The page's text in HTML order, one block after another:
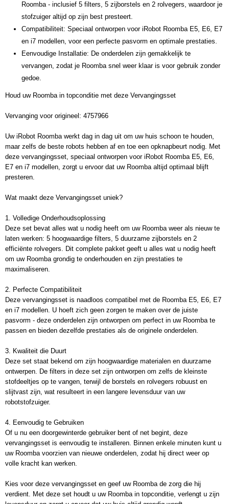
Roomba - inclusief 5 filters, 5 zijborstels en 2 rolvegers, waardoor je
stofzuiger altijd op zijn best presteert.
Compatibiliteit: Speciaal ontworpen voor iRobot Roomba E5, E6, E7
en i7 modellen, voor een perfecte pasvorm en optimale prestaties.
Eenvoudige Installatie: De onderdelen zijn gemakkelijk te
vervangen, zodat je Roomba snel weer klaar is voor gebruik zonder
gedoe.
Houd uw Roomba in topconditie met deze Vervangingsset
Vervanging voor origineel: 4757966
Uw iRobot Roomba werkt dag in dag uit om uw huis schoon te houden,
maar zelfs de beste robots hebben af en toe een opknapbeurt nodig. Met
deze vervangingsset, speciaal ontworpen voor iRobot Roomba E5, E6,
E7 en i7 modellen, zorgt u ervoor dat uw Roomba altijd optimaal blijft
presteren.
Wat maakt deze Vervangingsset uniek?
1. Volledige Onderhoudsoplossing
Deze set bevat alles wat u nodig heeft om uw Roomba weer als nieuw te
laten werken: 5 hoogwaardige filters, 5 duurzame zijborstels en 2
efficiënte rolvegers. Dit complete pakket geeft u alles wat u nodig heeft
om uw Roomba grondig te onderhouden en zijn prestaties te
maximaliseren.
2. Perfecte Compatibiliteit
Deze vervangingsset is naadloos compatibel met de Roomba E5, E6, E7
en i7 modellen. U hoeft zich geen zorgen te maken over de juiste
pasvorm - deze onderdelen zijn ontworpen om perfect in uw Roomba te
passen en bieden dezelfde prestaties als de originele onderdelen.
3. Kwaliteit die Duurt
Deze set staat bekend om zijn hoogwaardige materialen en duurzame
ontwerpen. De filters in deze set zijn ontworpen om zelfs de kleinste
stofdeeltjes op te vangen, terwijl de borstels en rolvegers robuust en
slijtvast zijn, wat resulteert in een langere levensduur van uw
robotstofzuiger.
4. Eenvoudig te Gebruiken
Of u nu een doorgewinterde gebruiker bent of net begint, deze
vervangingsset is eenvoudig te installeren. Binnen enkele minuten kunt u
uw Roomba voorzien van nieuwe onderdelen, zodat hij direct weer op
volle kracht kan werken.
Kies voor deze vervangingsset en geef uw Roomba de zorg die hij
verdient. Met deze set houdt u uw Roomba in topconditie, verlengt u zijn